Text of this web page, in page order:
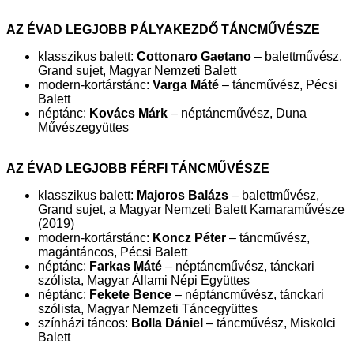
AZ ÉVAD LEGJOBB PÁLYAKEZDŐ TÁNCMŰVÉSZE
klasszikus balett: Cottonaro Gaetano – balettművész,
Grand sujet, Magyar Nemzeti Balett
modern-kortárstánc: Varga Máté – táncművész, Pécsi
Balett
néptánc: Kovács Márk – néptáncművész, Duna
Művészegyüttes
AZ ÉVAD LEGJOBB FÉRFI TÁNCMŰVÉSZE
klasszikus balett: Majoros Balázs – balettművész,
Grand sujet, a Magyar Nemzeti Balett Kamaraművésze
(2019)
modern-kortárstánc: Koncz Péter – táncművész,
magántáncos, Pécsi Balett
néptánc: Farkas Máté – néptáncművész, tánckari
szólista, Magyar Állami Népi Együttes
néptánc: Fekete Bence – néptáncművész, tánckari
szólista, Magyar Nemzeti Táncegyüttes
színházi táncos: Bolla Dániel – táncművész, Miskolci
Balett